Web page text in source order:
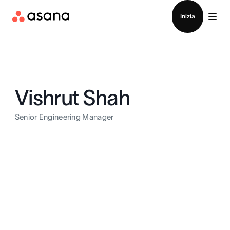
Inizia
Vishrut Shah
Senior Engineering Manager